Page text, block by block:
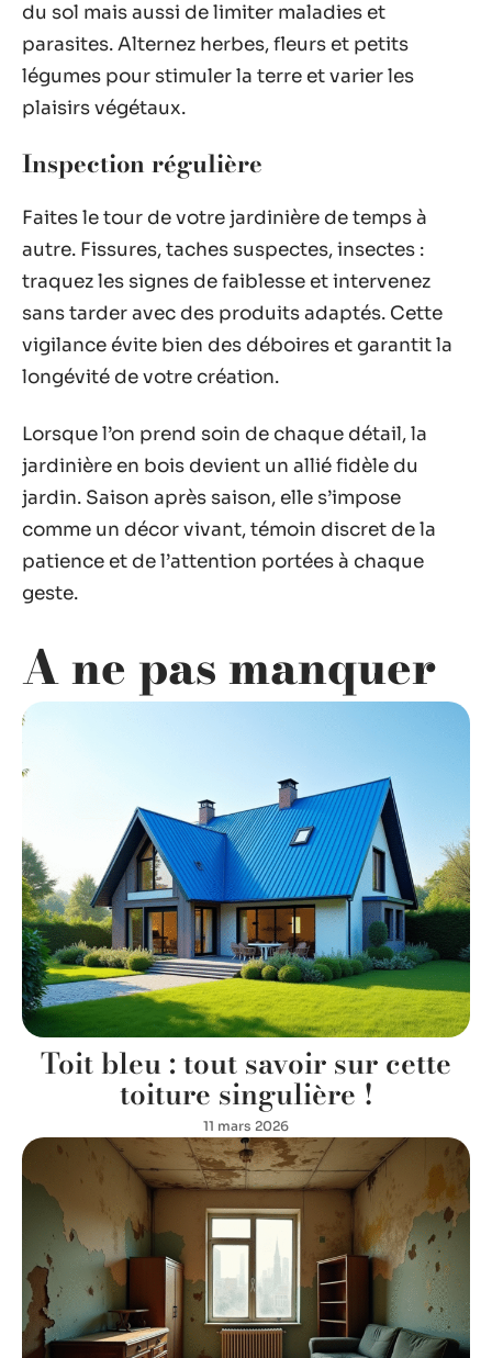
du sol mais aussi de limiter maladies et
parasites. Alternez herbes, fleurs et petits
légumes pour stimuler la terre et varier les
plaisirs végétaux.
Inspection régulière
Faites le tour de votre jardinière de temps à
autre. Fissures, taches suspectes, insectes :
traquez les signes de faiblesse et intervenez
sans tarder avec des produits adaptés. Cette
vigilance évite bien des déboires et garantit la
longévité de votre création.
Lorsque l’on prend soin de chaque détail, la
jardinière en bois devient un allié fidèle du
jardin. Saison après saison, elle s’impose
comme un décor vivant, témoin discret de la
patience et de l’attention portées à chaque
geste.
A ne pas manquer
Toit bleu : tout savoir sur cette
toiture singulière !
11 mars 2026